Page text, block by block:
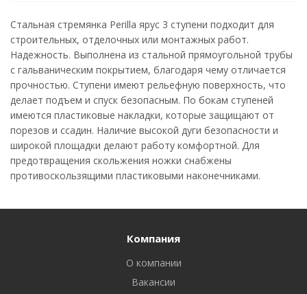
Стальная стремянка Perilla ярус 3 ступени подходит для
строительных, отделочных или монтажных работ.
Надежность. Выполнена из стальной прямоугольной трубы
с гальваническим покрытием, благодаря чему отличается
прочностью. Ступени имеют рельефную поверхность, что
делает подъем и спуск безопасным. По бокам ступеней
имеются пластиковые накладки, которые защищают от
порезов и ссадин. Наличие высокой дуги безопасности и
широкой площадки делают работу комфортной. Для
предотвращения скольжения ножки снабжены
противоскользящими пластиковыми наконечниками.
Компания
О компании
Вакансии